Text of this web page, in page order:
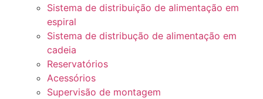
Sistema de distribuição de alimentação em
espiral
Sistema de distribução de alimentação em
cadeia
Reservatórios
Acessórios
Supervisão de montagem